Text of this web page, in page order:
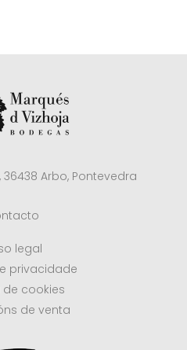
Arbo, Pontevedra
legal
privacidade
de cookies
de venta